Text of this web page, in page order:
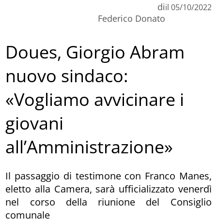
di
Federico Donato
il 05/10/2022
Doues, Giorgio Abram
nuovo sindaco:
«Vogliamo avvicinare i
giovani
all’Amministrazione»
Il passaggio di testimone con Franco Manes,
eletto alla Camera, sarà ufficializzato venerdì
nel corso della riunione del Consiglio
comunale